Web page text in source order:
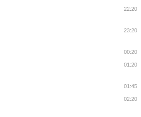
22:20
23:20
00:20
01:20
01:45
02:20